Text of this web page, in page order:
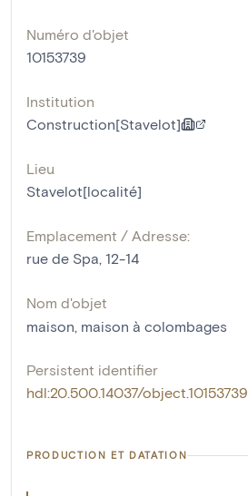
Numéro d'objet
10153739
Institution
Construction[Stavelot]
Lieu
Stavelot[localité]
Emplacement / Adresse:
rue de Spa, 12-14
Nom d'objet
maison, maison à colombages
Persistent identifier
hdl:20.500.14037/object.10153739
PRODUCTION ET DATATION